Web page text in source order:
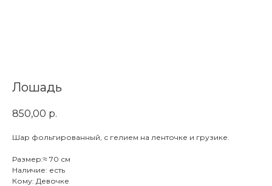
Лошадь
850,00 р.
Шар фольгированный, с гелием на ленточке и грузике.
Размер:≈ 70 см
Наличие: есть
Кому: Девочке